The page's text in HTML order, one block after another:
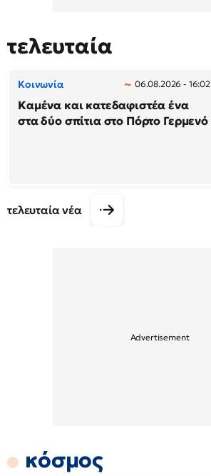
τελευταία
Κοινωνία 06.08.2026 - 16:02
Καμένα και κατεδαφιστέα ένα
στα δύο σπίτια στο Πόρτο Γερμενό
τελευταία νέα
κόσμος